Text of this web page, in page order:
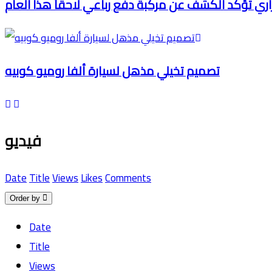
تصميم تخيلي مذهل لسيارة ألفا روميو كوبيه
فيديو
DateTitleViewsLikesComments
Order by
Date
Title
Views